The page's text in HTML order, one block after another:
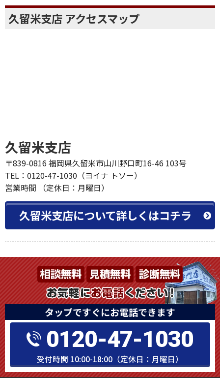
久留米支店 アクセスマップ
久留米支店
〒839-0816 福岡県久留米市山川野口町16-46 103号
TEL：0120-47-1030（ヨイナ トソー）
営業時間 （定休日：月曜日）
久留米支店について詳しくはコチラ
タップですぐにお電話できます
0120-47-1030
受付時間 10:00-18:00（定休日：月曜日）